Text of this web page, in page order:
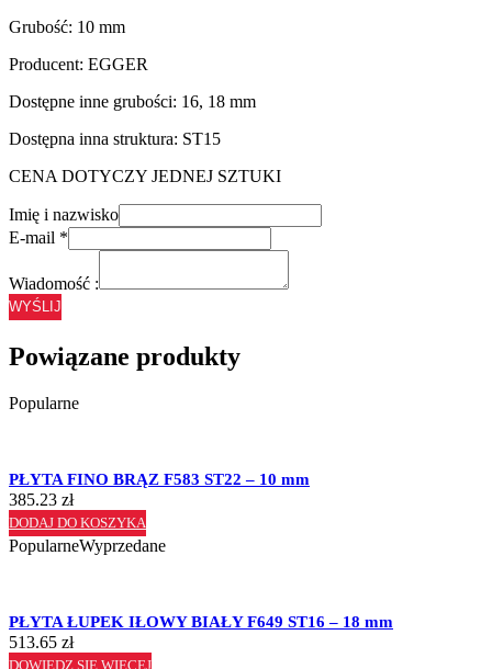
Grubość: 10 mm
Producent: EGGER
Dostępne inne grubości: 16, 18 mm
Dostępna inna struktura: ST15
CENA DOTYCZY JEDNEJ SZTUKI
Imię i nazwisko
E-mail *
Wiadomość :
WYŚLIJ
Powiązane produkty
Popularne
PŁYTA FINO BRĄZ F583 ST22 – 10 mm
385.23 zł
DODAJ DO KOSZYKA
PopularneWyprzedane
PŁYTA ŁUPEK IŁOWY BIAŁY F649 ST16 – 18 mm
513.65 zł
DOWIEDZ SIĘ WIĘCEJ